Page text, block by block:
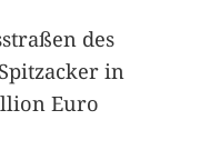
des
in
Euro